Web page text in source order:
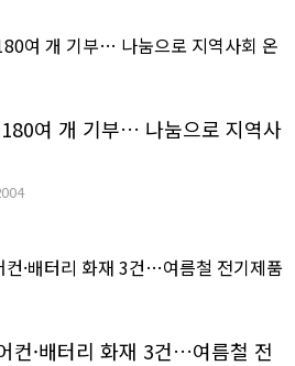
여 개 기부… 나눔으로 지역사
컨·배터리 화재 3건…여름철 전